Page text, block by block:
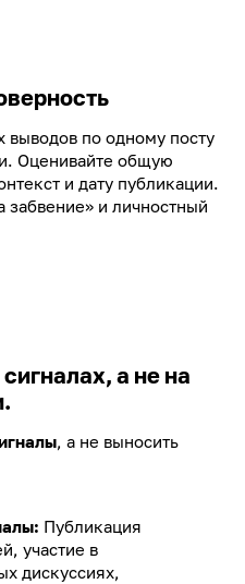
по одному посту
Оценивайте общую
и дату публикации.
забвение» и личностный
а не на
, а не выносить
Публикация
участие в
дискуссиях,